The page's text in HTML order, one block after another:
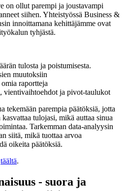
on ollut parempi ja joustavampi
siihen. Yhteistyössä Business &
innoittamana kehittäjämme ovat
tyhjästä.
tulosta ja poistumisesta.
muutoksiin
raportteja
vientivaihtoehdot ja pivot-taulukot
tekemään parempia päätöksiä, jotta
tulojasi, mikä auttaa sinua
Tarkemman data-analyysin
siitä, mikä tuottaa arvoa
oikeita päätöksiä.
täältä.
- suora ja